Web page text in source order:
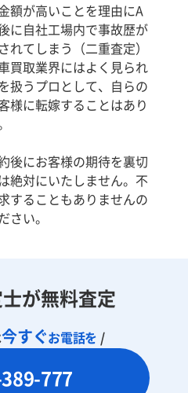
額が高いことを理由にA
に自社工場内で事故歴が
てしまう（二重査定）
買取業界にはよく見られ
扱うプロとして、自らの
様に転嫁することはあり
後にお客様の期待を裏切
絶対にいたしません。不
することもありませんの
さい。
が無料査定
今すぐお電話を /
777